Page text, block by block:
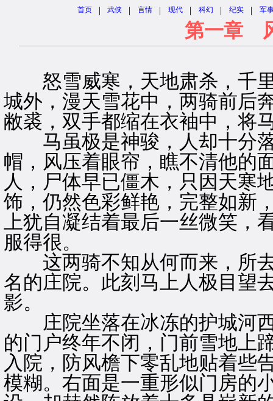
首页 | 武侠 | 言情 | 现代 | 科幻 | 纪实 | 军
第一章
怒雪威寒，天地肃杀，千里
城外，漫天雪花中，两骑前后
敝裘，双手都缩在衣袖中，将
马虽极是神骏，人却十分落
帽，风压着眼帘，瞧不清他的
人，尸体早已僵木，只因天寒
饰，仍然色彩鲜艳，完整如新
上犹自凝结着最后一丝微笑，
服得很。
这两骑不知从何而来，所去
名的庄院。此刻马上人极目望
影。
庄院坐落在冰冻的护城河西
的门户终年不闭，门前雪地上
入院，防风檐下零乱地贴着些
模糊。右面是一重形似门房的